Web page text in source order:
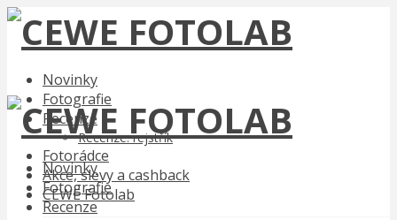
Novinky
Fotografie
Recenze
Recenze: rejstřík
Fotorádce
Akce, slevy a cashback
CEWE Fotolab
Novinky
Fotografie
Recenze